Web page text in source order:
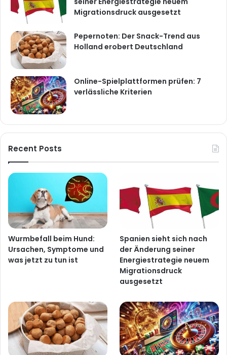
Migrationsdruck ausgesetzt
Pepernoten: Der Snack-Trend aus
Holland erobert Deutschland
Online-Spielplattformen prüfen: 7
verlässliche Kriterien
Recent Posts
Wurmbefall beim Hund:
Ursachen, Symptome und
was jetzt zu tun ist
Spanien sieht sich nach
der Änderung seiner
Energiestrategie neuem
Migrationsdruck
ausgesetzt